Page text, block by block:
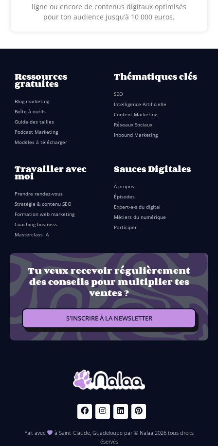
ligne ou encore de contenus digitaux optimisés
pour ton audience jusqu’à 10 000 euros.
Ressources
gratuites
Blog marketing
Boîte à outils
Guide des tailles
Podcast Marketing
Modèles à télécharger
Thématiques clés
SEO
Intelligence Artificielle
Content Marketing
Réseaux Sociaux
Inbound Marketing
Travailler avec
moi
Prendre rendez-vous
Stratégie & contenu SEO
Formation web marketing
Coaching business
Masterclass IA
Sauces Digitales
À propos
Épisodes
Expert-e-s du digital
Métiers du numérique
Participer
Tu veux recevoir régulièrement
des conseils pour multiplier tes
ventes ?
S'INSCRIRE À LA NEWSLETTER
Fait avec
à Saint-Claude, Guadeloupe par © Nalaa 2026 tous droits
réservés.